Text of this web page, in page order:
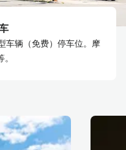
车辆（免费）停车位。摩